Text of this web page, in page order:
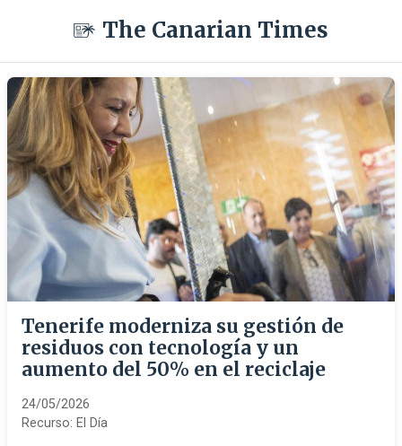
The Canarian Times
Tenerife moderniza su gestión de
residuos con tecnología y un
aumento del 50% en el reciclaje
24/05/2026
Recurso: El Día